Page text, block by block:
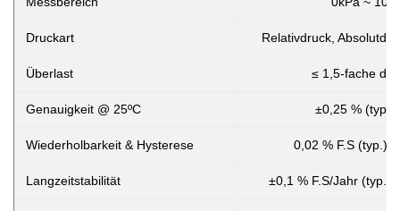
Druckart Relativdruck,
Überlast ≤ 1,5-fache
Genauigkeit @ 25ºC ±0,25 % (typ.)
Wiederholbarkeit & Hysterese 0,02 % F.S (typ.)
Langzeitstabilität ±0,1 % F.S/Jahr (typ.)